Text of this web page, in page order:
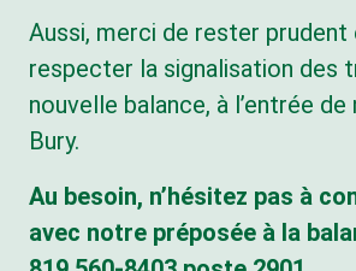
Responsable
de l’accès à
l’informatio
n:
Louis
llongchamps
@valoris-
estrie.com
Samedi : du
11 avril au 26
septembre
2026
fermé
Samedi et
fermé
Aussi, merci de rester prudent
respecter la signalisation des
nouvelle balance, à l’entrée
Bury.
Au besoin, n’hésitez pas à
avec notre préposée à la